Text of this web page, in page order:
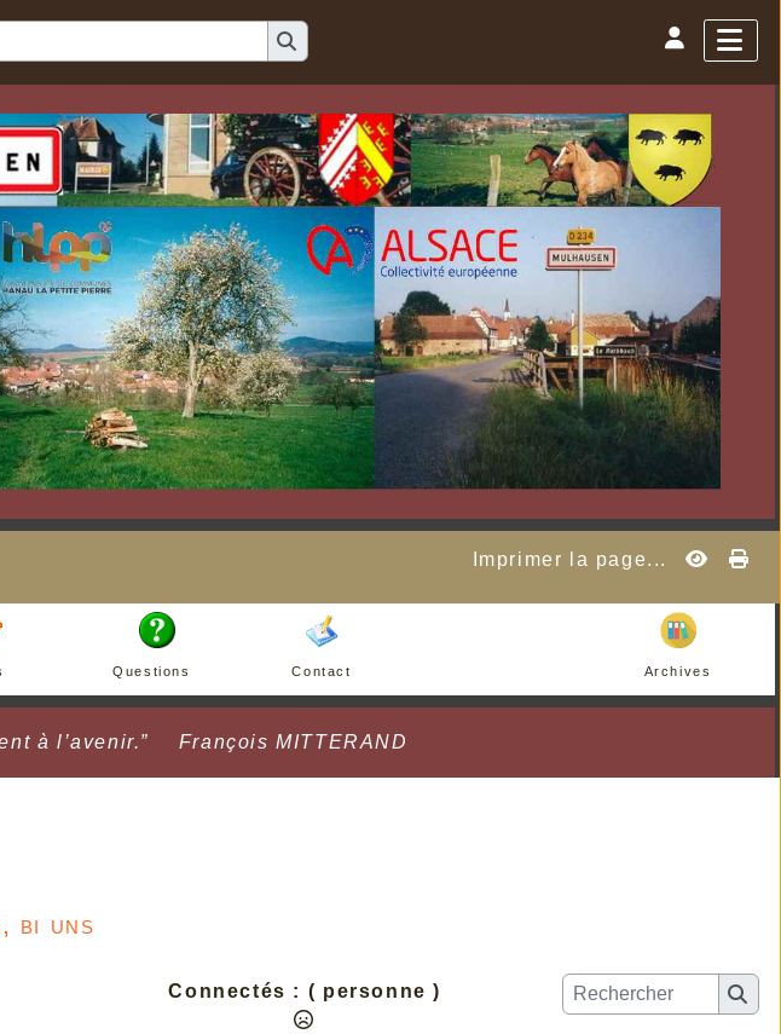
Imprimer la page...
Questions Contact Archives
à l’avenir.” François MITTERAND
bi uns
Connectés : ( personne )